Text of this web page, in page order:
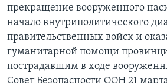
прекращение вооруженного
начало внутриполитического
правительственных войск и
гуманитарной помощи
пострадавшим в ходе